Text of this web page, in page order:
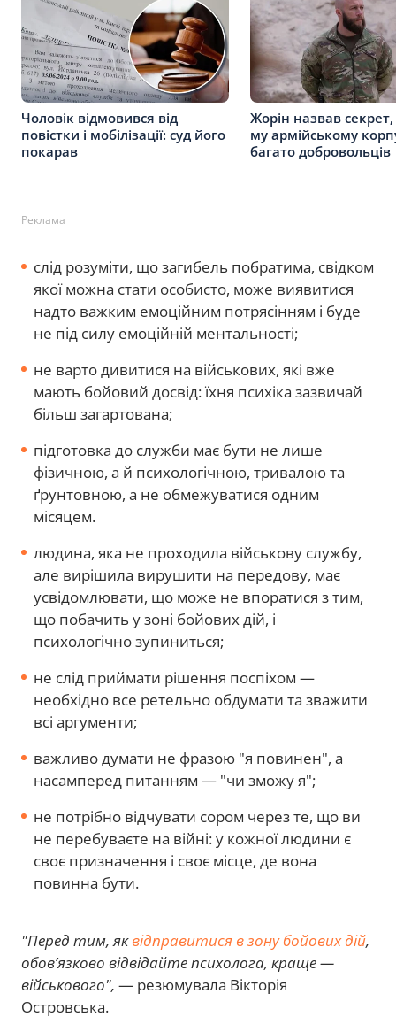
Чоловік відмовився від
повістки і мобілізації: суд його
покарав
Жорін назвав
му армійському
багато добровольців
Реклама
слід розуміти, що загибель побратима, свідком
якої можна стати особисто, може виявитися
надто важким емоційним потрясінням і буде
не під силу емоційній ментальності;
не варто дивитися на військових, які вже
мають бойовий досвід: їхня психіка зазвичай
більш загартована;
підготовка до служби має бути не лише
фізичною, а й психологічною, тривалою та
ґрунтовною, а не обмежуватися одним
місяцем.
людина, яка не проходила військову службу,
але вирішила вирушити на передову, має
усвідомлювати, що може не впоратися з тим,
що побачить у зоні бойових дій, і
психологічно зупиниться;
не слід приймати рішення поспіхом —
необхідно все ретельно обдумати та зважити
всі аргументи;
важливо думати не фразою "я повинен", а
насамперед питанням — "чи зможу я";
не потрібно відчувати сором через те, що ви
не перебуваєте на війні: у кожної людини є
своє призначення і своє місце, де вона
повинна бути.
"Перед тим, яквідправитися в зону бойових дій,
обов’язково відвідайте психолога, краще —
військового", — резюмувала Вікторія
Островська.